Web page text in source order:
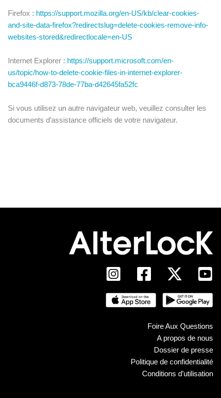
Firefox : https://support.mozilla.org/en-US/kb/clear-cookies-
and-site-data-firefox?redirectslug=delete-cookies-remove-info-
websites-stored&redirectlocale=en-US
Internet Explorer : https://support.microsoft.com/en-
us/topic/how-to-delete-cookie-files-in-internet-explorer-
bca9446f-d873-78de-77ba-d42645fa52fc
Si vous utilisez un autre navigateur web, veuillez consulter les
documents d’assistance officiels de votre navigateur.
Foire Aux Questions
A propos de nous
Dossier de presse
Politique de confidentialité
Conditions d’utilisation